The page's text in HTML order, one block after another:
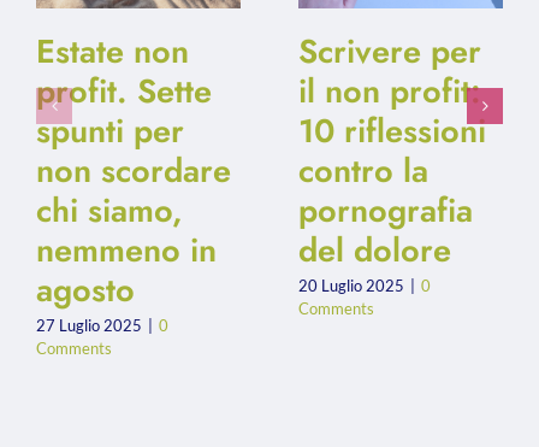
Estate non
profit. Sette
spunti per
non scordare
chi siamo,
nemmeno in
agosto
27 Luglio 2025 | 0
Comments
Scrivere per
il non profit:
10 riflessioni
contro la
pornografia
del dolore
20 Luglio 2025 | 0
Comments